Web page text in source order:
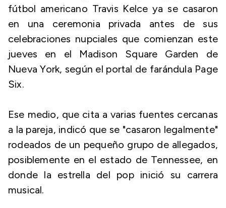
fútbol americano Travis Kelce ya se casaron
en una ceremonia privada antes de sus
celebraciones nupciales que comienzan este
jueves en el Madison Square Garden de
Nueva York, según el portal de farándula Page
Six.
Ese medio, que cita a varias fuentes cercanas
a la pareja, indicó que se "casaron legalmente"
rodeados de un pequeño grupo de allegados,
posiblemente en el estado de Tennessee, en
donde la estrella del pop inició su carrera
musical.